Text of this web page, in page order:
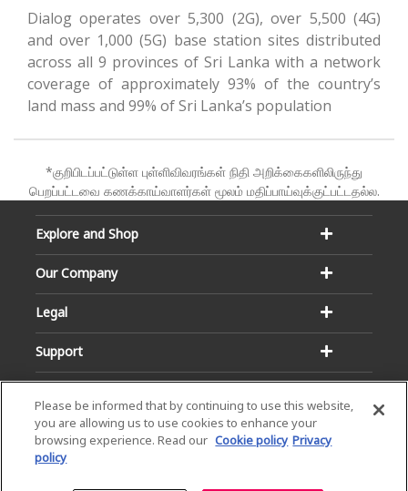
Dialog operates over 5,300 (2G), over 5,500 (4G)
and over 1,000 (5G) base station sites distributed
across all 9 provinces of Sri Lanka with a network
coverage of approximately 93% of the country’s
land mass and 99% of Sri Lanka’s population
*குறிபிடப்பட்டுள்ள புள்ளிவிவரங்கள் நிதி அறிக்கைகளிலிருந்து
பெறப்பட்டவை கணக்காய்வாளர்கள் மூலம் மதிப்பாய்வுக்குட்பட்டதல்ல.
Explore and Shop
Our Company
Legal
Support
Please be informed that by continuing to use this website,
you are allowing us to use cookies to enhance your
browsing experience. Read our Cookie policy Privacy
policy